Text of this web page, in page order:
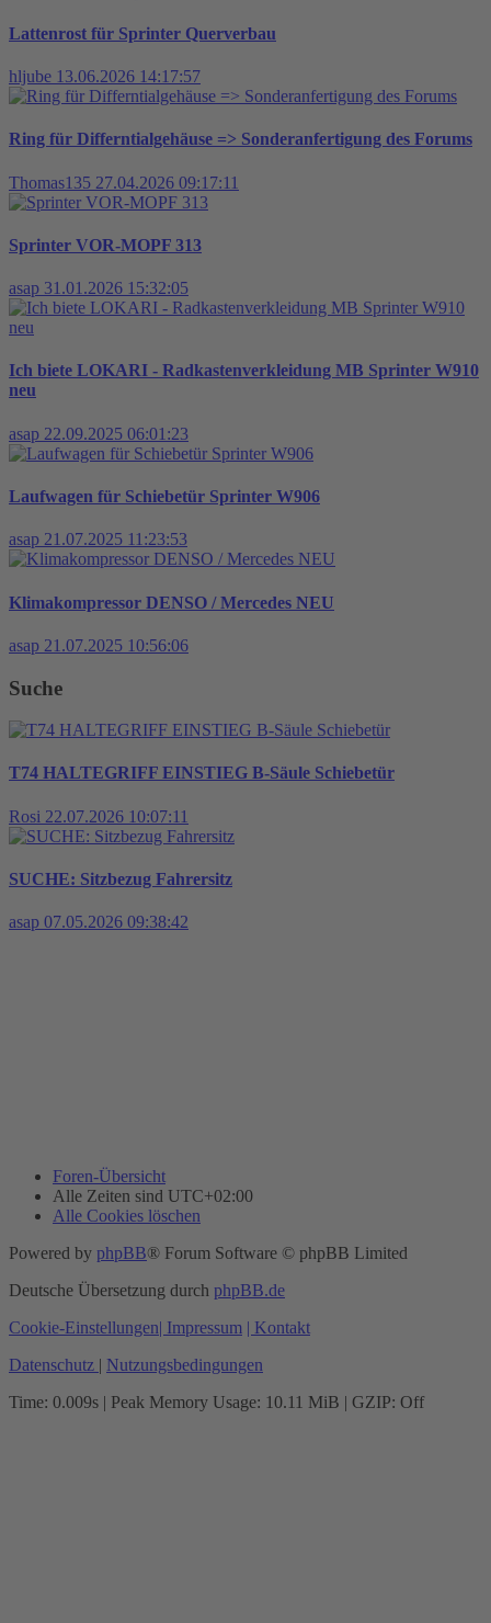
Lattenrost für Sprinter Querverbau
hljube 13.06.2026 14:17:57
Ring für Differntialgehäuse => Sonderanfertigung des Forums
Thomas135 27.04.2026 09:17:11
Sprinter VOR-MOPF 313
asap 31.01.2026 15:32:05
Ich biete LOKARI - Radkastenverkleidung MB Sprinter W910
neu
asap 22.09.2025 06:01:23
Laufwagen für Schiebetür Sprinter W906
asap 21.07.2025 11:23:53
Klimakompressor DENSO / Mercedes NEU
asap 21.07.2025 10:56:06
Suche
T74 HALTEGRIFF EINSTIEG B-Säule Schiebetür
Rosi 22.07.2026 10:07:11
SUCHE: Sitzbezug Fahrersitz
asap 07.05.2026 09:38:42
Foren-Übersicht
Alle Zeiten sind UTC+02:00
Alle Cookies löschen
Powered by phpBB® Forum Software © phpBB Limited
Deutsche Übersetzung durch phpBB.de
Cookie-Einstellungen| Impressum | Kontakt
Datenschutz | Nutzungsbedingungen
Time: 0.009s | Peak Memory Usage: 10.11 MiB | GZIP: Off